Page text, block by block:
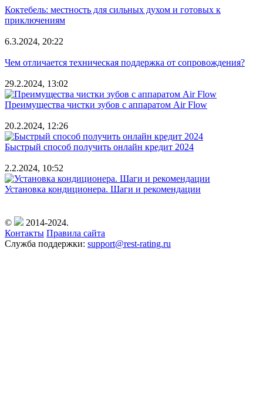
Коктебель: местность для сильных духом и готовых к
приключениям
6.3.2024, 20:22
Чем отличается техническая поддержка от сопровождения?
29.2.2024, 13:02
Преимущества чистки зубов с аппаратом Air Flow
20.2.2024, 12:26
Быстрый способ получить онлайн кредит 2024
2.2.2024, 10:52
Установка кондиционера. Шаги и рекомендации
©
2014-2024.
Контакты Правила сайта
Служба поддержки: support@rest-rating.ru